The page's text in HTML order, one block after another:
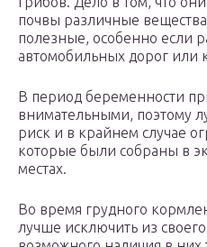
почвы различные
полезные, особенно если
автомобильных дорог или
В период беременности
внимательными, поэтому
риск и в крайнем случае
которые были собраны в
местах.
Во время грудного
лучше исключить из